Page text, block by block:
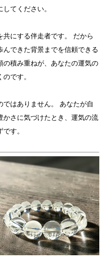
てください。
にする伴走者です。 だから
んできた背景までを信頼できる
の積み重ねが、あなたの運気の
です。
はありません。 あなたが自
かさに気づけたとき、運気の流
す。